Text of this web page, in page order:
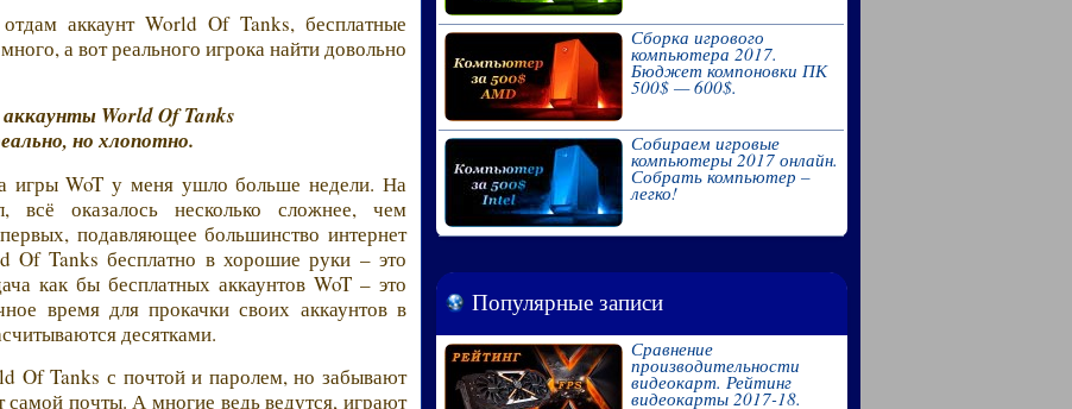
аккаунт World Of Tanks, бесплатные
а вот реального игрока найти довольно
World Of Tanks
но хлопотно.
игры WoT у меня ушло больше недели. На
всё оказалось несколько сложнее, чем
подавляющее большинство интернет
Of Tanks бесплатно в хорошие руки – это
как бы бесплатных аккаунтов WoT – это
время для прокачки своих аккаунтов в
десятками.
Of Tanks с почтой и паролем, но забывают
самой почты. А многие ведь ведутся, играют
Сборка игрового
компьютера 2017.
Бюджет компоновки ПК
500$ — 600$.
Собираем игровые
компьютеры 2017 онлайн.
Собрать компьютер –
легко!
Популярные записи
Сравнение
производительности
видеокарт. Рейтинг
видеокарты 2017-18.